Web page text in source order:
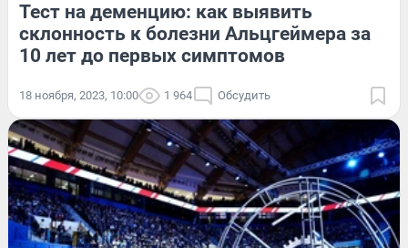
Тест на деменцию: как выявить
склонность к болезни Альцгеймера за
10 лет до первых симптомов
18 ноября, 2023, 10:00 1 964 Обсудить